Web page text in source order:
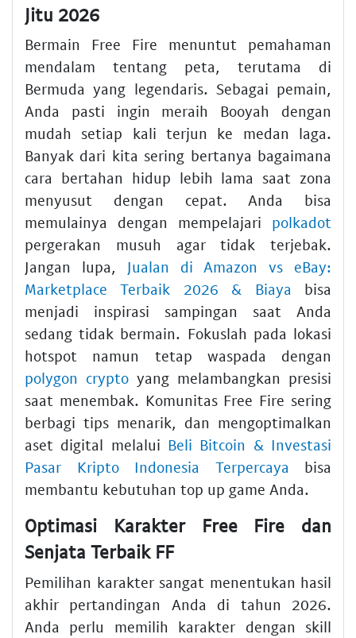
Jitu 2026
Bermain Free Fire menuntut pemahaman
mendalam tentang peta, terutama di
Bermuda yang legendaris. Sebagai pemain,
Anda pasti ingin meraih Booyah dengan
mudah setiap kali terjun ke medan laga.
Banyak dari kita sering bertanya bagaimana
cara bertahan hidup lebih lama saat zona
menyusut dengan cepat. Anda bisa
memulainya dengan mempelajari polkadot
pergerakan musuh agar tidak terjebak.
Jangan lupa, Jualan di Amazon vs eBay:
Marketplace Terbaik 2026 & Biaya bisa
menjadi inspirasi sampingan saat Anda
sedang tidak bermain. Fokuslah pada lokasi
hotspot namun tetap waspada dengan
polygon crypto yang melambangkan presisi
saat menembak. Komunitas Free Fire sering
berbagi tips menarik, dan mengoptimalkan
aset digital melalui Beli Bitcoin & Investasi
Pasar Kripto Indonesia Terpercaya bisa
membantu kebutuhan top up game Anda.
Optimasi Karakter Free Fire dan
Senjata Terbaik FF
Pemilihan karakter sangat menentukan hasil
akhir pertandingan Anda di tahun 2026.
Anda perlu memilih karakter dengan skill